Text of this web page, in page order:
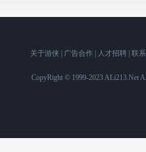
关于游侠 广告合作 人才招聘 联
CopyRight © 1999-2023 ALi213.Net